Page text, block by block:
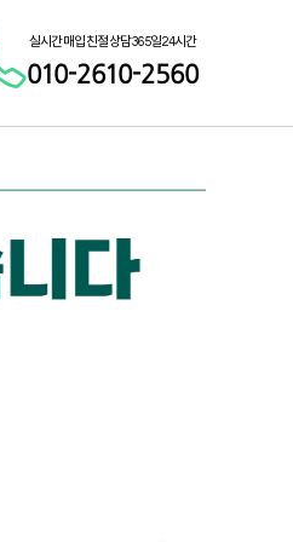
실시간 매입 친절 상담 365일 24시간
010-2610-2560